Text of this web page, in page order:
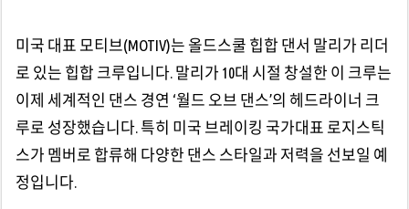
미국 대표 모티브(MOTIV)는 올드스쿨 힙합 댄서 말리가 리더
로 있는 힙합 크루입니다. 말리가 10대 시절 창설한 이 크루는
이제 세계적인 댄스 경연 ‘월드 오브 댄스’의 헤드라이너 크
루로 성장했습니다. 특히 미국 브레이킹 국가대표 로지스틱
스가 멤버로 합류해 다양한 댄스 스타일과 저력을 선보일 예
정입니다.